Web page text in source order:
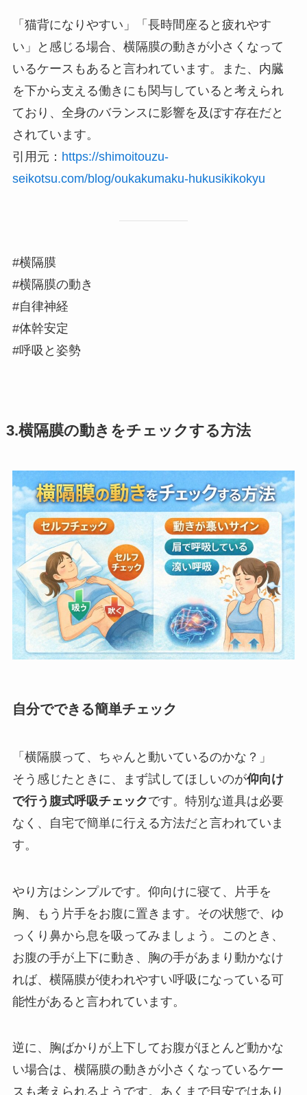
「猫背になりやすい」「長時間座ると疲れやす
い」と感じる場合、横隔膜の動きが小さくなって
いるケースもあると言われています。また、内臓
を下から支える働きにも関与していると考えられ
ており、全身のバランスに影響を及ぼす存在だと
されています。
引用元： https://shimoitouzu-
seikotsu.com/blog/oukakumaku-hukusikikokyu
#横隔膜
#横隔膜の動き
#自律神経
#体幹安定
#呼吸と姿勢
3.横隔膜の動きをチェックする方法
自分でできる簡単チェック
「横隔膜って、ちゃんと動いているのかな？」
そう感じたときに、まず試してほしいのが仰向け
で行う腹式呼吸チェックです。特別な道具は必要
なく、自宅で簡単に行える方法だと言われていま
す。
やり方はシンプルです。仰向けに寝て、片手を
胸、もう片手をお腹に置きます。その状態で、ゆ
っくり鼻から息を吸ってみましょう。このとき、
お腹の手が上下に動き、胸の手があまり動かなけ
れば、横隔膜が使われやすい呼吸になっている可
能性があると言われています。
逆に、胸ばかりが上下してお腹がほとんど動かな
い場合は、横隔膜の動きが小さくなっているケー
スも考えられるようです。あくまで目安ではあり